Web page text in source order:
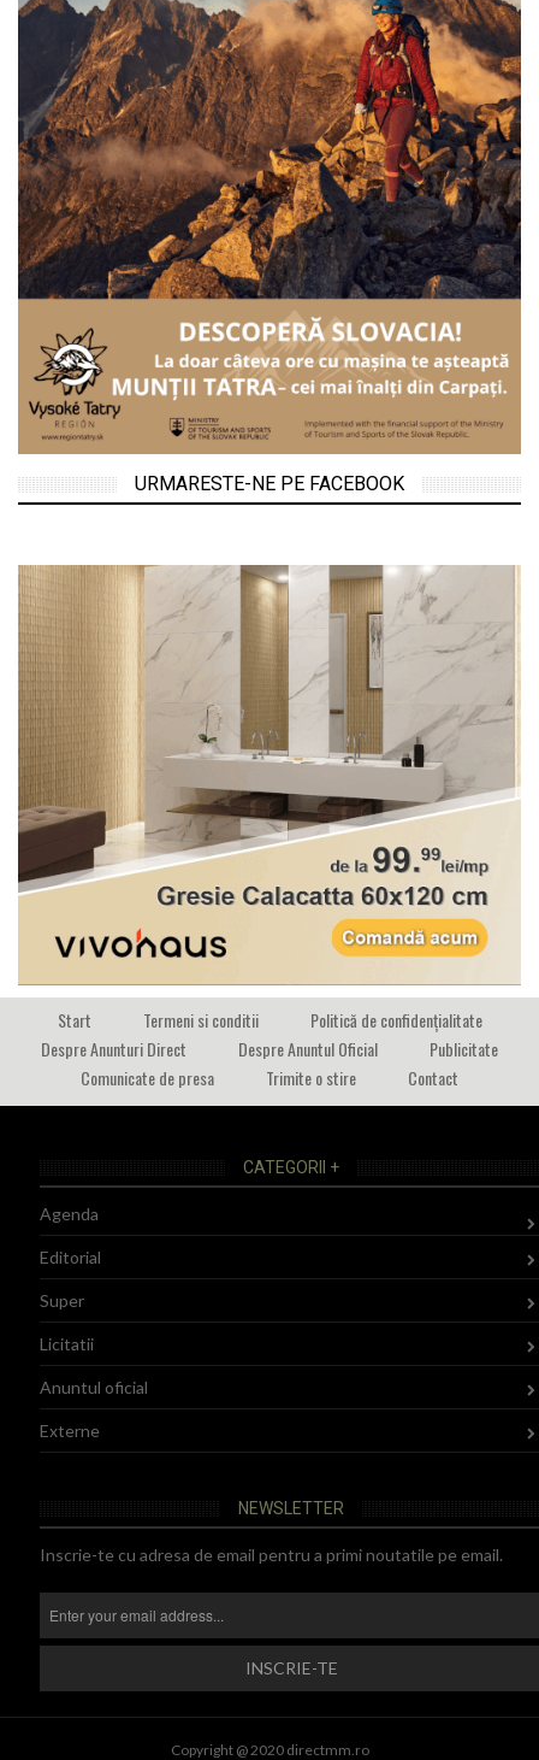
URMARESTE-NE PE FACEBOOK
Start Termeni si conditii
Politică de confidențialitate
Despre Anunturi Direct
Despre Anuntul Oficial
Publicitate
Comunicate de presa
Trimite o stire Contact
CATEGORII +
Agenda
Editorial
Super
Licitatii
Anuntul oficial
Externe
NEWSLETTER
Inscrie-te cu adresa de email pentru a primi noutatile pe email.
Copyright @ 2020 directmm.ro